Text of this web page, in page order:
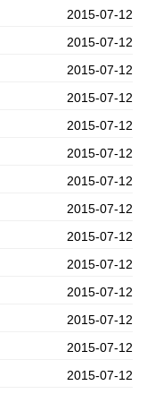
2015-07-12
2015-07-12
2015-07-12
2015-07-12
2015-07-12
2015-07-12
2015-07-12
2015-07-12
2015-07-12
2015-07-12
2015-07-12
2015-07-12
2015-07-12
2015-07-12